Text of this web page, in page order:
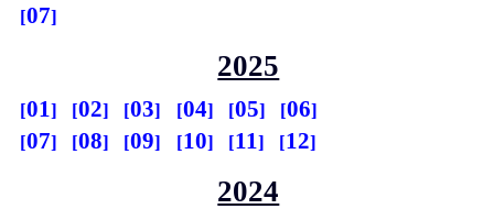
07
2025
01 02 03 04 05
06
07
08 09 10 11 12
2024